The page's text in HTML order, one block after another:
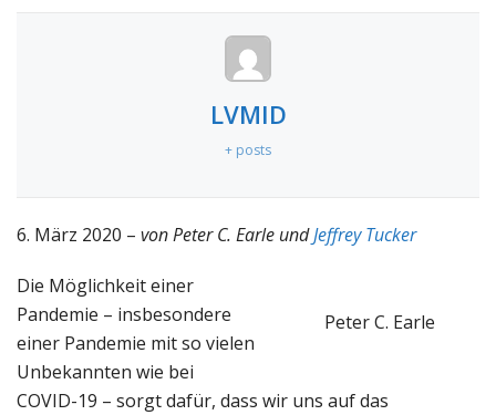
LVMID
+ posts
6. März 2020 – von Peter C. Earle undJeffrey Tucker
Peter C. Earle
Die Möglichkeit einer
Pandemie – insbesondere
einer Pandemie mit so vielen
Unbekannten wie bei
COVID-19 – sorgt dafür, dass wir uns auf das